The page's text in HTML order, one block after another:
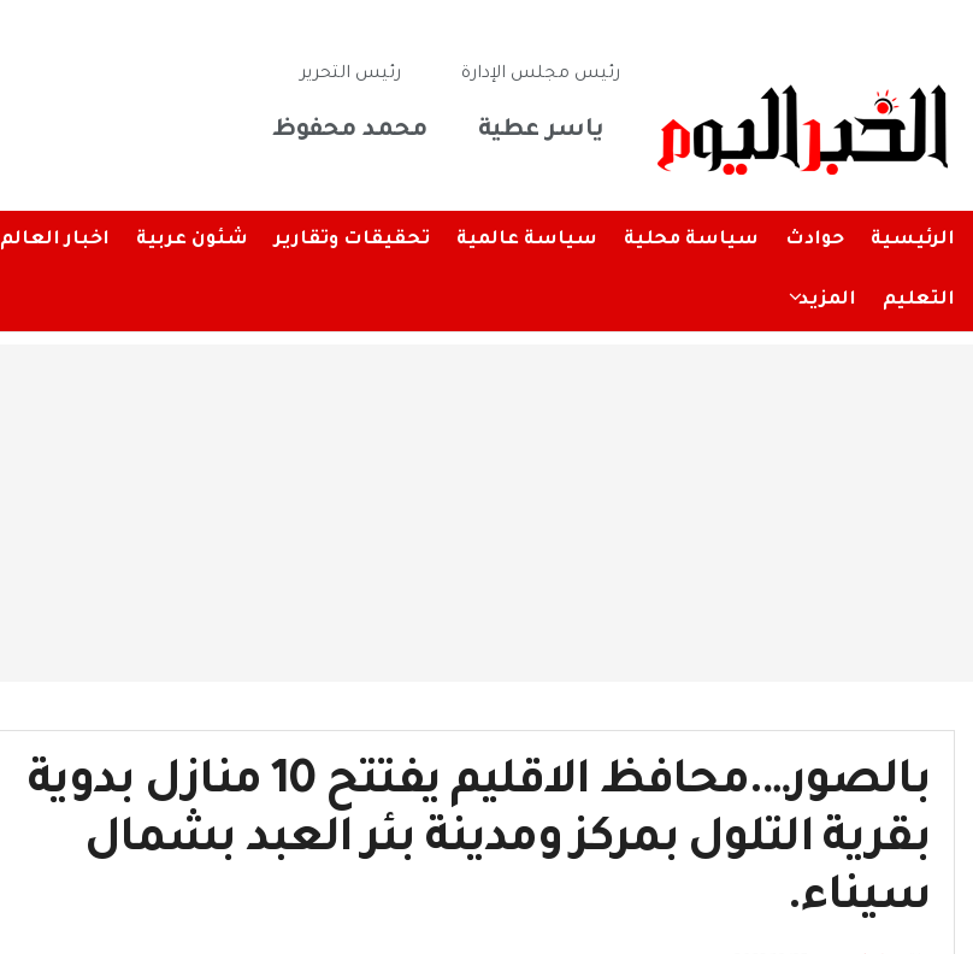
رئيس مجلس الإدارة
ياسر عطية
رئيس التحرير
محمد محفوظ
الرئيسية حوادث سياسة محلية سياسة عالمية تحقيقات وتقارير شئون عربية اخبار العالم
التعليم المزيد
بالصور….محافظ الاقليم يفتتح 10 منازل بدوية
بقرية التلول بمركز ومدينة بئر العبد بشمال
سيناء.